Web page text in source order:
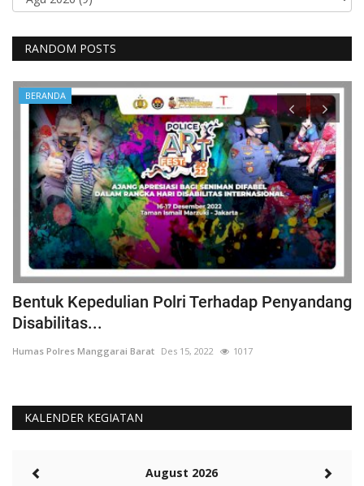
RANDOM POSTS
BERANDA
Bentuk Kepedulian Polri Terhadap Penyandang
Disabilitas...
Humas Polres Manggarai Barat Des 15, 2022 1017
KALENDER KEGIATAN
August 2026